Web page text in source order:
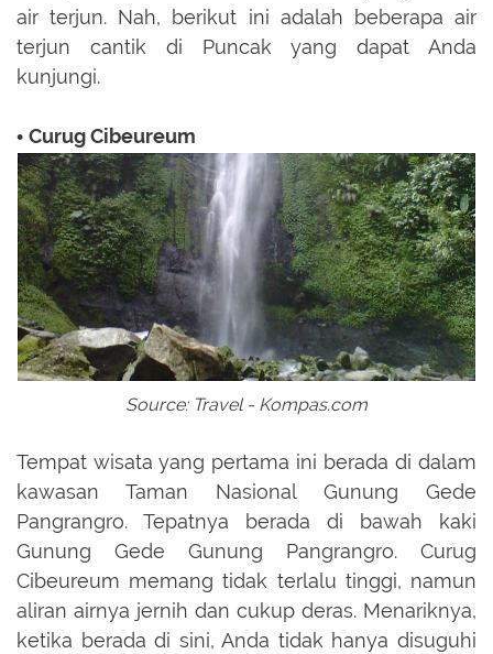
air terjun. Nah, berikut ini adalah beberapa air
terjun cantik di Puncak yang dapat Anda
kunjungi.
• Curug Cibeureum
Source: Travel - Kompas.com
Tempat wisata yang pertama ini berada di dalam
kawasan Taman Nasional Gunung Gede
Pangrangro. Tepatnya berada di bawah kaki
Gunung Gede Gunung Pangrangro. Curug
Cibeureum memang tidak terlalu tinggi, namun
aliran airnya jernih dan cukup deras. Menariknya,
ketika berada di sini, Anda tidak hanya disuguhi